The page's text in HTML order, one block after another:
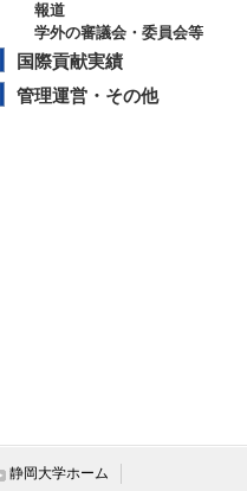
報道
学外の審議会・委員会等
国際貢献実績
管理運営・その他
静岡大学ホーム